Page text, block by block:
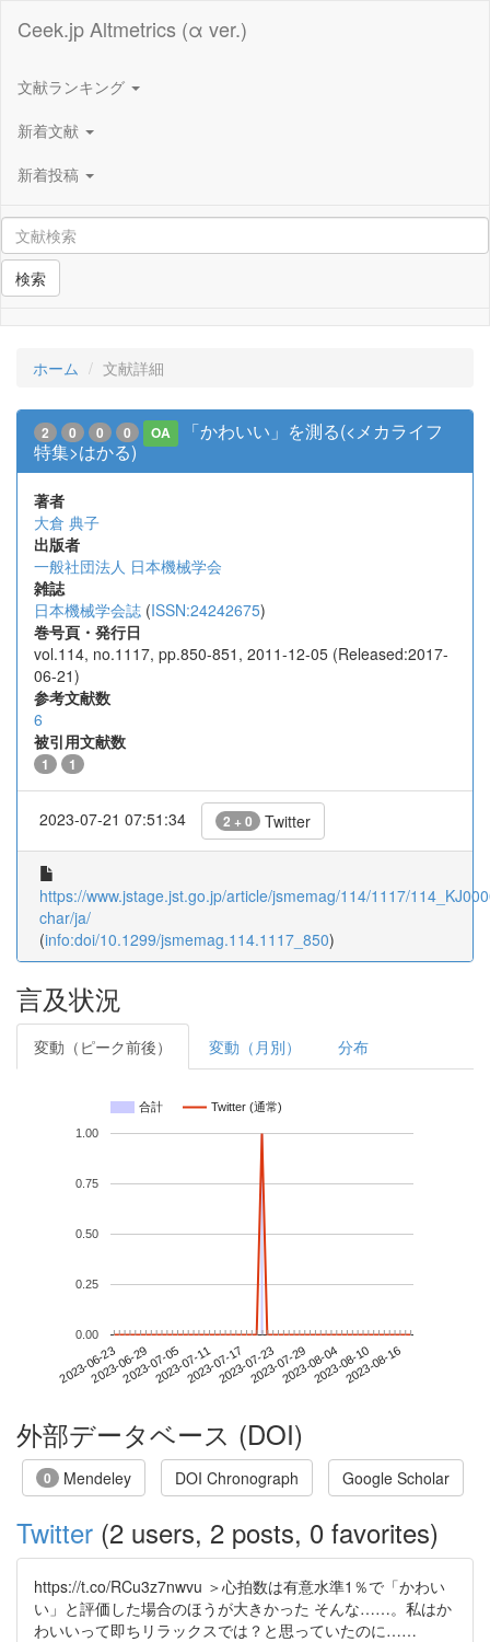
Ceek.jp Altmetrics (α ver.)
文献ランキング
新着文献
新着投稿
検索
ホーム 文献詳細
2 0 0 0 OA
「かわいい」を測る(<メカライフ
特集>はかる)
著者
大倉 典子
出版者
一般社団法人 日本機械学会
雑誌
日本機械学会誌 (ISSN:24242675)
巻号頁・発行日
vol.114, no.1117, pp.850-851, 2011-12-05 (Released:2017-
06-21)
参考文献数
6
被引用文献数
1 1
2023-07-21 07:51:34 2 + 0 Twitter
https://www.jstage.jst.go.jp/article/jsmemag/114/1117/
char/ja/
(info:doi/10.1299/jsmemag.114.1117_850)
言及状況
変動（ピーク前後） 変動（月別） 分布
合計 Twitter (通常)
2023-06-232023-06-292023-07-052023-07-112023-07-172023-07-232023-07-292023-08-042023-08-102023-08-16
0.00
0.25
0.50
0.75
1.00
外部データベース (DOI)
0 Mendeley DOI Chronograph Google Scholar
Twitter (2 users, 2 posts, 0 favorites)
https://t.co/RCu3z7nwvu ＞心拍数は有意水準1％で「かわい
い」と評価した場合のほうが大きかった そんな……。私はか
わいいって即ちリラックスでは？と思っていたのに……